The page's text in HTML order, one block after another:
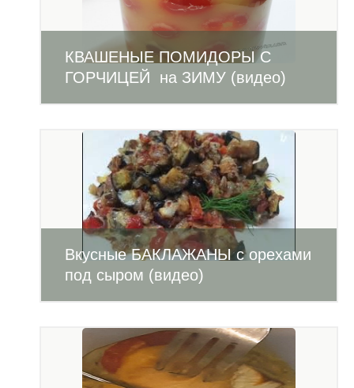
КВАШЕНЫЕ ПОМИДОРЫ С
ГОРЧИЦЕЙ на ЗИМУ (видео)
Вкусные БАКЛАЖАНЫ с орехами
под сыром (видео)